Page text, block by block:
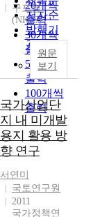
저자순
발행기
관순
20개씩
출력
30개씩
출력
50개씩
출력
100개씩
출력
구포털
(NKIS)
원문
보기
국가산업단
지 내 미개발
용지 활용 방
향 연구
서연미
국토연구원
2011
국가정책연